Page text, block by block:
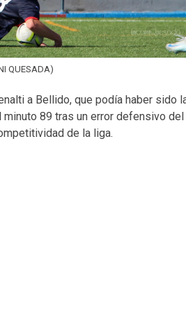
QUESADA)
a Bellido, que podía haber sido
minuto 89 tras un error defensivo del
de la liga.